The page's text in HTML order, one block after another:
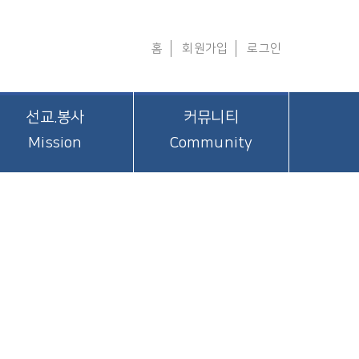
홈 회원가입 로그인
선교.봉사
Mission
커뮤니티
Community